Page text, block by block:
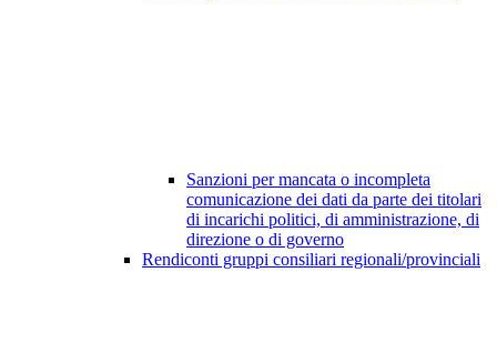
Sanzioni per mancata o incompleta
comunicazione dei dati da parte dei titolari
di incarichi politici, di amministrazione, di
direzione o di governo
Rendiconti gruppi consiliari regionali/provinciali